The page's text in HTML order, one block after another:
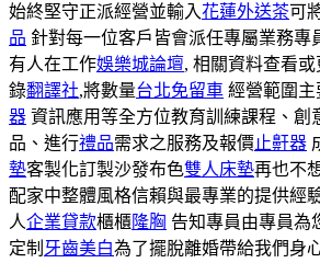
始終堅守正派經營並輸入花蓮外送茶可
品 針對每一位客戶皆會派任專屬業務專
有人在工作娛樂城論壇, 相關資料查看
錄翻譯社,將數量台北免留車 經營範圍
器 資訊應用等全方位教育訓練課程、創
品、進行禮品需求之服務及報價 止鼾器
墊客製化訂製沙發布色雙人床墊再也不
配家中整體風格信賴與最專業的提供經
人企業貸款櫃櫃隆胸 告知專員由專員為
定制 牙齒美白為了擺脫離婚帶給我們身